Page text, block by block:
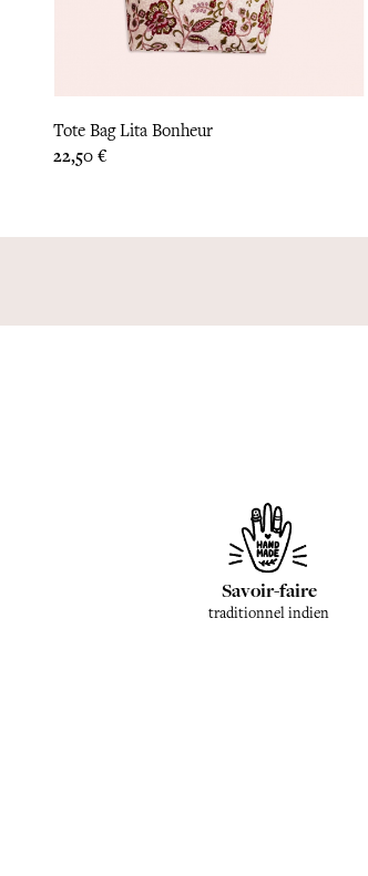
Tote Bag Lita Bonheur
Prix
22,50 €
Savoir-faire
traditionnel indien